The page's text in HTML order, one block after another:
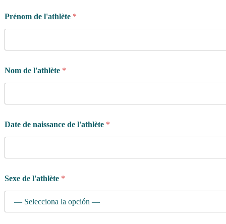
Prénom de l'athlète *
Nom de l'athlète *
Date de naissance de l'athlète *
Sexe de l'athlète *